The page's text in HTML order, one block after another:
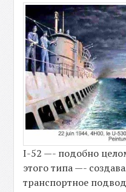
I-52 —- подобно
этого типа —-
транспортное